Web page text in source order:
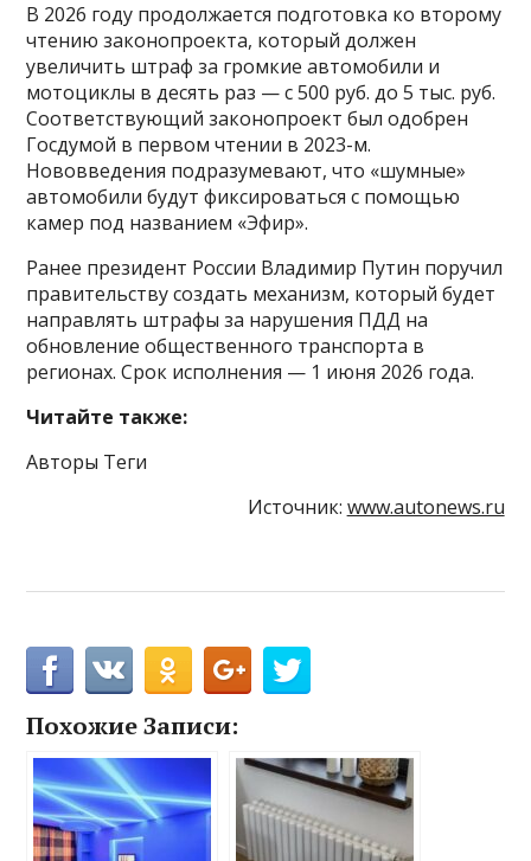
В 2026 году продолжается подготовка ко второму
чтению законопроекта, который должен
увеличить штраф за громкие автомобили и
мотоциклы в десять раз — с 500 руб. до 5 тыс. руб.
Соответствующий законопроект был одобрен
Госдумой в первом чтении в 2023-м.
Нововведения подразумевают, что «шумные»
автомобили будут фиксироваться с помощью
камер под названием «Эфир».
Ранее президент России Владимир Путин поручил
правительству создать механизм, который будет
направлять штрафы за нарушения ПДД на
обновление общественного транспорта в
регионах. Срок исполнения — 1 июня 2026 года.
Читайте также:
Авторы Теги
Источник: www.autonews.ru
Похожие Записи: